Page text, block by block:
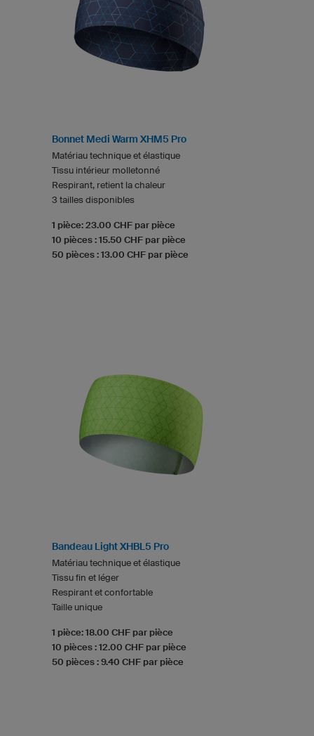
Bonnet Medi Warm XHM5 Pro
Matériau technique et élastique
Tissu intérieur molletonné
Respirant, retient la chaleur
3 tailles disponibles
1 pièce: 23.00 CHF par pièce
10 pièces : 15.50 CHF par pièce
50 pièces : 13.00 CHF par pièce
Bandeau Light XHBL5 Pro
Matériau technique et élastique
Tissu fin et léger
Respirant et confortable
Taille unique
1 pièce: 18.00 CHF par pièce
10 pièces : 12.00 CHF par pièce
50 pièces : 9.40 CHF par pièce